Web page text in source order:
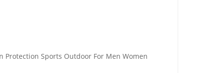
Protection Sports Outdoor For Men Women